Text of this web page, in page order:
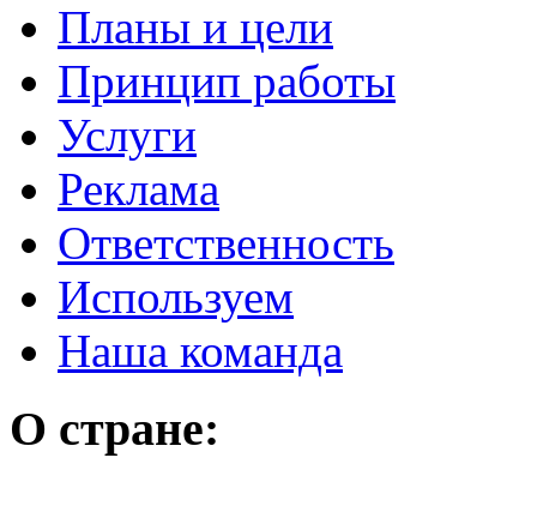
Планы и цели
Принцип работы
Услуги
Реклама
Ответственность
Используем
Наша команда
О стране: